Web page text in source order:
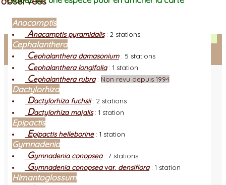
Facebook
Connexion adhérent
Anacamptis
Anacamptis pyramidalis: 2 stations
Cephalanthera
Cephalanthera damasonium: 5 stations
Cephalanthera longifolia: 1 station
Cephalanthera rubra: Non revu depuis 1994
Dactylorhiza
Dactylorhiza fuchsii: 2 stations
Dactylorhiza majalis: 1 station
Epipactis
Epipactis helleborine: 1 station
Gymnadenia
Gymnadenia conopsea: 7 stations
Gymnadenia conopseavar. densiflora: 1 station
Himantoglossum